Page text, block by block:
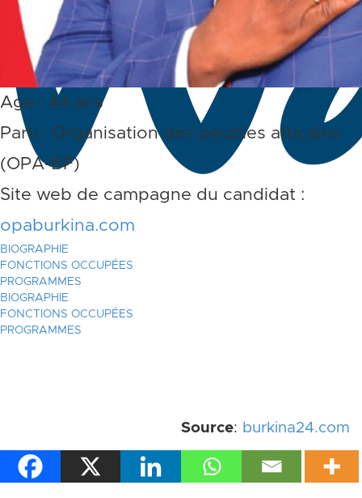
Age : 44 ans
Parti : Organisation des peuples africains
(OPA-BF)
Site web de campagne du candidat :
opaburkina.com
BIOGRAPHIE
FONCTIONS OCCUPÉES
PROGRAMMES
BIOGRAPHIE
FONCTIONS OCCUPÉES
PROGRAMMES
Source: burkina24.com